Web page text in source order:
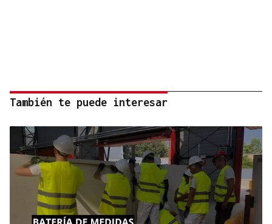
También te puede interesar